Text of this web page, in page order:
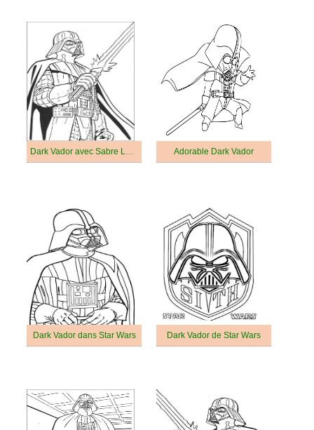
Dark Vador avec Sabre Laser Adorable Dark Vador
Dark Vador dans Star Wars Dark Vador de Star Wars